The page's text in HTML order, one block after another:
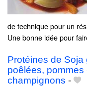
de technique pour un
Une bonne idée pour
Protéines de
poêlées, pommes
champignons -